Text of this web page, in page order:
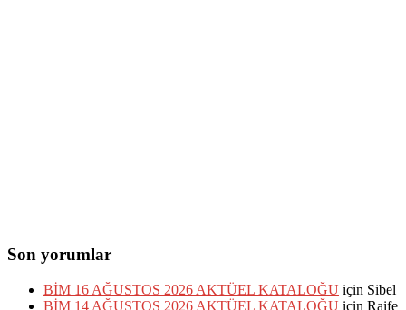
Son yorumlar
BİM 16 AĞUSTOS 2026 AKTÜEL KATALOĞU için Sibel
BİM 14 AĞUSTOS 2026 AKTÜEL KATALOĞU için Raife